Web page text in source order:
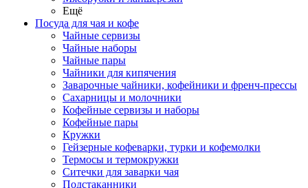
Ещё
Посуда для чая и кофе
Чайные сервизы
Чайные наборы
Чайные пары
Чайники для кипячения
Заварочные чайники, кофейники и френч-прессы
Сахарницы и молочники
Кофейные сервизы и наборы
Кофейные пары
Кружки
Гейзерные кофеварки, турки и кофемолки
Термосы и термокружки
Ситечки для заварки чая
Подстаканники